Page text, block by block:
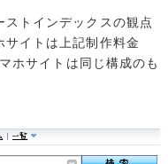
ストインデックスの観点
サイトは上記制作料金
ホサイトは同じ構成のも